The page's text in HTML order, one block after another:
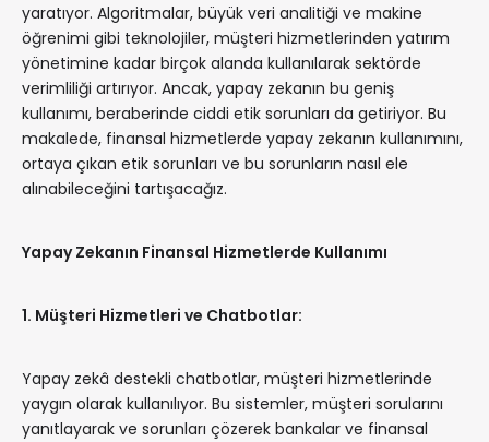
yaratıyor. Algoritmalar, büyük veri analitiği ve makine
öğrenimi gibi teknolojiler, müşteri hizmetlerinden yatırım
yönetimine kadar birçok alanda kullanılarak sektörde
verimliliği artırıyor. Ancak, yapay zekanın bu geniş
kullanımı, beraberinde ciddi etik sorunları da getiriyor. Bu
makalede, finansal hizmetlerde yapay zekanın kullanımını,
ortaya çıkan etik sorunları ve bu sorunların nasıl ele
alınabileceğini tartışacağız.
Yapay Zekanın Finansal Hizmetlerde Kullanımı
1. Müşteri Hizmetleri ve Chatbotlar:
Yapay zekâ destekli chatbotlar, müşteri hizmetlerinde
yaygın olarak kullanılıyor. Bu sistemler, müşteri sorularını
yanıtlayarak ve sorunları çözerek bankalar ve finansal